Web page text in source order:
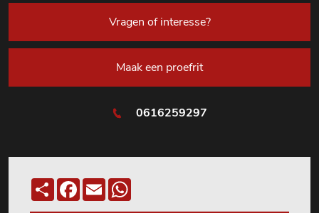
Vragen of interesse?
Maak een proefrit
0616259297
Deel Facebook
Email